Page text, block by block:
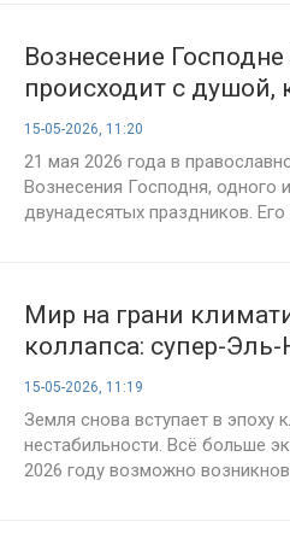
Вознесение Господне
происходит с душой,
становится ближе
15-05-2026, 11:20
21 мая 2026 года в
Вознесения Господня, одного
двунадесятых праздников. Его
Мир на грани
коллапса: супер-
подходе
15-05-2026, 11:19
Земля снова вступает в эпоху
нестабильности. Всё больше
2026 году возможно